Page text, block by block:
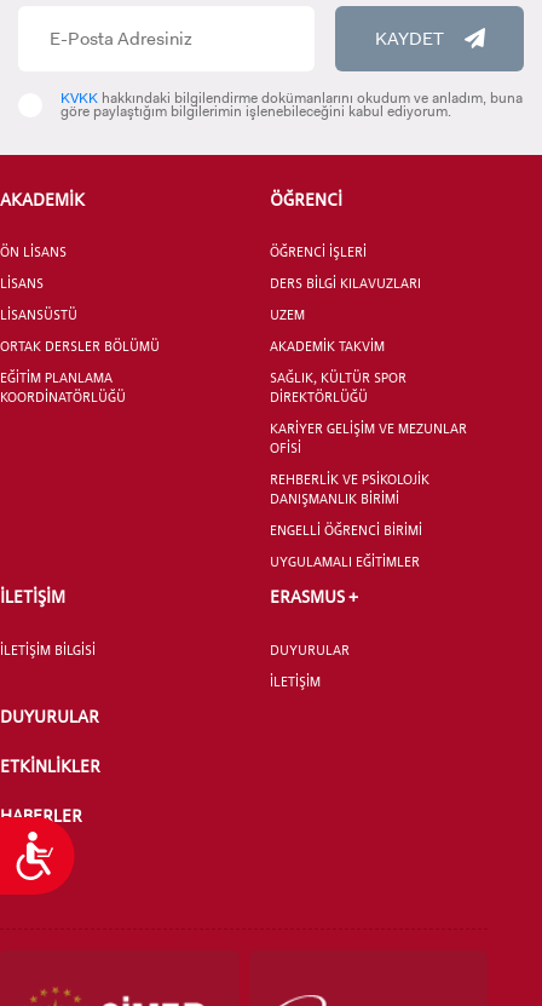
Ulaşılabilirlik
LİSANS ADAY ÖĞRENCİ
KAYDET
KVKK hakkındaki bilgilendirme dokümanlarını okudum ve anladım, buna
göre paylaştığım bilgilerimin işlenebileceğini kabul ediyorum.
AKADEMİK
ÖN LİSANS
LİSANS
LİSANSÜSTÜ
ORTAK DERSLER BÖLÜMÜ
EĞİTİM PLANLAMA
KOORDİNATÖRLÜĞÜ
ÖĞRENCİ
ÖĞRENCİ İŞLERİ
DERS BİLGİ KILAVUZLARI
UZEM
AKADEMİK TAKVİM
SAĞLIK, KÜLTÜR SPOR
DİREKTÖRLÜĞÜ
KARİYER GELİŞİM VE MEZUNLAR
OFİSİ
REHBERLİK VE PSİKOLOJİK
DANIŞMANLIK BİRİMİ
ENGELLİ ÖĞRENCİ BİRİMİ
UYGULAMALI EĞİTİMLER
İLETİŞİM
İLETİŞİM BİLGİSİ
ERASMUS +
DUYURULAR
İLETİŞİM
DUYURULAR
ETKİNLİKLER
HABERLER
PUANTAJ